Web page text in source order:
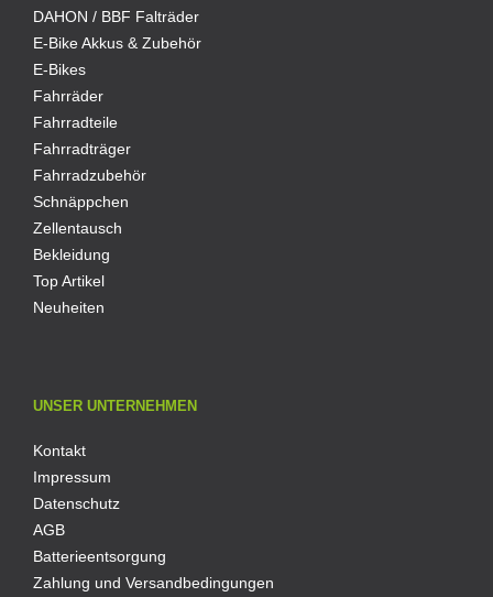
DAHON / BBF Falträder
E-Bike Akkus & Zubehör
E-Bikes
Fahrräder
Fahrradteile
Fahrradträger
Fahrradzubehör
Schnäppchen
Zellentausch
Bekleidung
Top Artikel
Neuheiten
UNSER UNTERNEHMEN
Kontakt
Impressum
Datenschutz
AGB
Batterieentsorgung
Zahlung und Versandbedingungen